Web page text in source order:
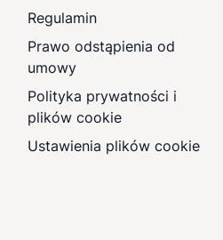
Regulamin
Prawo odstąpienia od
umowy
Polityka prywatności i
plików cookie
Ustawienia plików cookie